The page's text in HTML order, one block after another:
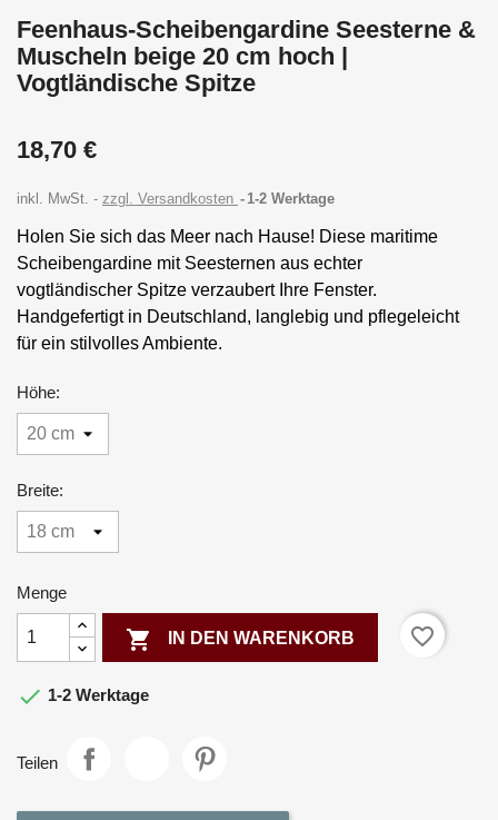
Feenhaus-Scheibengardine Seesterne &
Muscheln beige 20 cm hoch |
Vogtländische Spitze
18,70 €
inkl. MwSt. zzgl. Versandkosten 1-2 Werktage
Holen Sie sich das Meer nach Hause! Diese maritime
Scheibengardine mit Seesternen aus echter
vogtländischer Spitze verzaubert Ihre Fenster.
Handgefertigt in Deutschland, langlebig und pflegeleicht
für ein stilvolles Ambiente.
Höhe:
Breite:
Menge
 IN DEN WARENKORB favorite_border
 1-2 Werktage
Teilen